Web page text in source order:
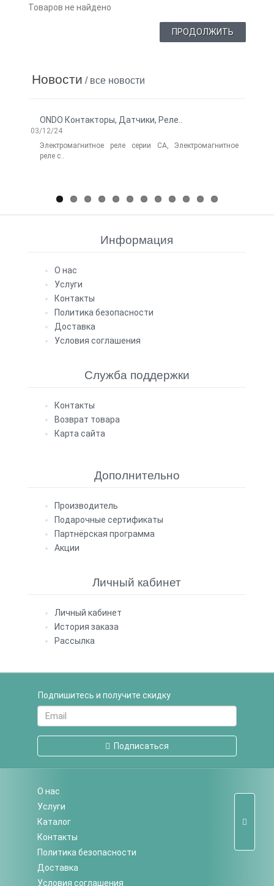
Товаров не найдено
ПРОДОЛЖИТЬ
Новости / все новости
ONDO Контакторы, Датчики, Реле..
03/12/24
Электромагнитное реле серии CA, Электромагнитное
реле с..
Информация
О нас
Услуги
Контакты
Политика безопасности
Доставка
Условия соглашения
Служба поддержки
Контакты
Возврат товара
Карта сайта
Дополнительно
Производитель
Подарочные сертификаты
Партнёрская программа
Акции
Личный кабинет
Личный кабинет
История заказа
Рассылка
Подпишитесь и получите скидку
Подписаться
О нас
Услуги
Каталог
Контакты
Политика безопасности
Доставка
Условия соглашения